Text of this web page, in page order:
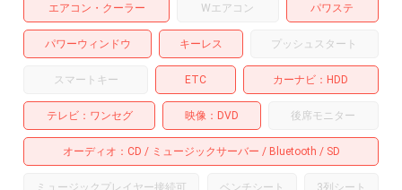
エアコン・クーラー Wエアコン パワステ
パワーウィンドウ キーレス プッシュスタート
スマートキー ETC カーナビ HDD
テレビ ワンセグ 映像 DVD 後席モニター
オーディオ CD ミュージックサーバー Bluetooth SD
ミュージックプレイヤー接続可 ベンチシート 3列シート